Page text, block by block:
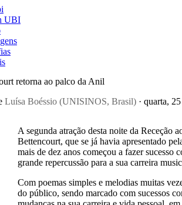
UBI
retorna ao palco da Anil
Luísa Boéssio (UNISINOS, Brasil) · quarta,
A segunda atração desta noite da Receção
Bettencourt, que se já havia apresentado
mais de dez anos começou a fazer sucesso
grande repercussão para a sua carreira
Com poemas simples e melodias muitas
do público, sendo marcado com sucessos